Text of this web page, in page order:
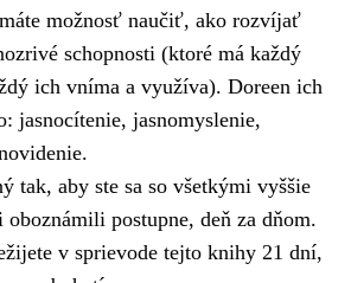
možnosť naučiť, ako rozvíjať
schopnosti (ktoré má každý
ich vníma a využíva). Doreen ich
jasnocítenie, jasnomyslenie,
tak, aby ste sa so všetkými vyššie
postupne, deň za dňom.
v sprievode tejto knihy 21 dní,